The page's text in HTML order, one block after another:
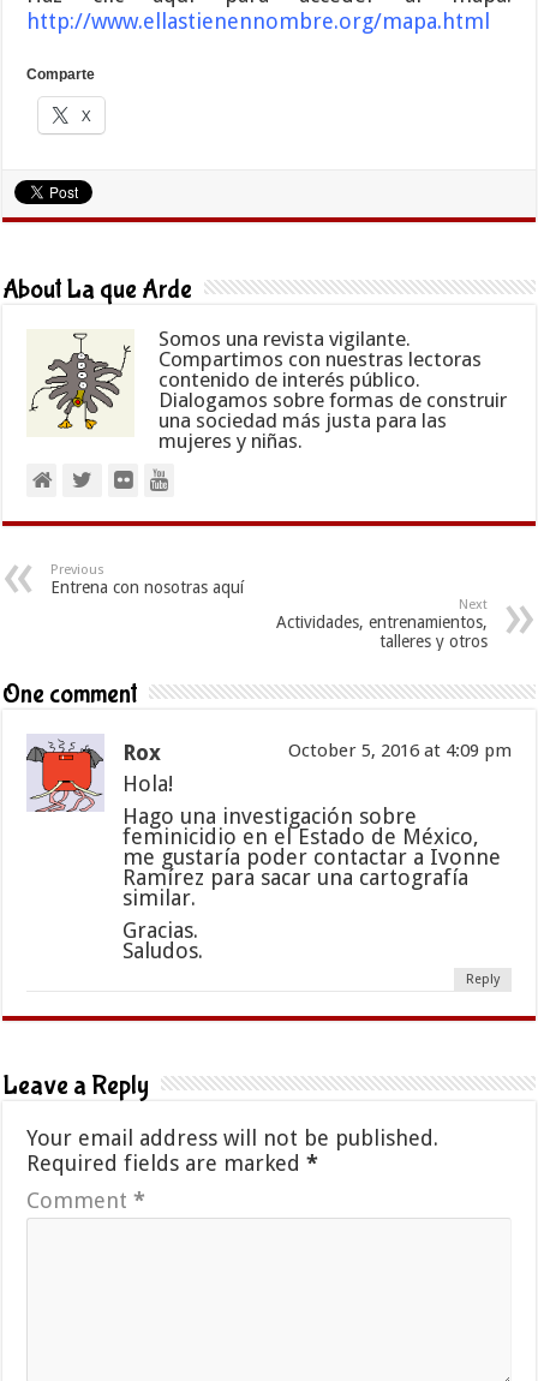
http://www.ellastienennombre.org/mapa.html
Comparte
X
About La que Arde
Somos una revista vigilante.
Compartimos con nuestras lectoras
contenido de interés público.
Dialogamos sobre formas de construir
una sociedad más justa para las
mujeres y niñas.
Previous
Entrena con nosotras aquí
Next
Actividades, entrenamientos,
talleres y otros
One comment
Rox October 5, 2016 at 4:09 pm
Hola!
Hago una investigación sobre
feminicidio en el Estado de México,
me gustaría poder contactar a Ivonne
Ramírez para sacar una cartografía
similar.
Gracias.
Saludos.
Reply
Leave a Reply
Your email address will not be published.
Required fields are marked*
Comment*